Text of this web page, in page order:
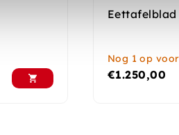
Eettafelblad
Nog 1 op
€1.250,00